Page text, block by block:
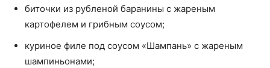
биточки из рубленой баранины с жареным
картофелем и грибным соусом;
куриное филе под соусом «Шампань» с жареным
шампиньонами;